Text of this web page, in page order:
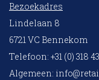
Bezoekadres
Lindelaan 8
6721 VC Bennekom
Telefoon: +31 (0) 318
Algemeen: